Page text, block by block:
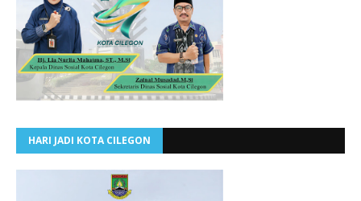
HARI JADI KOTA CILEGON